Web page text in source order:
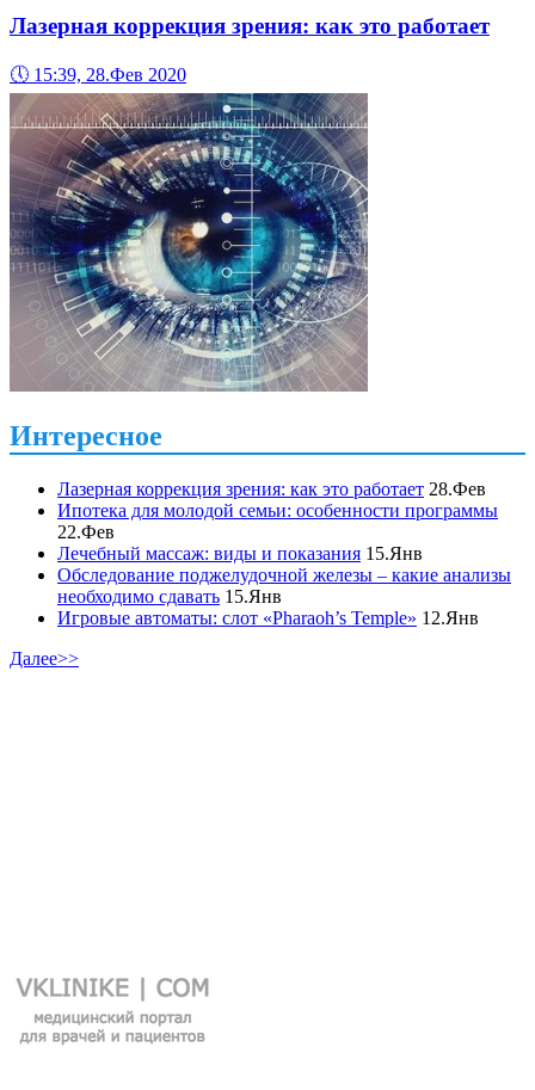
Лазерная коррекция зрения: как это работает
🕔 15:39, 28.Фев 2020
Интересное
Лазерная коррекция зрения: как это работает 28.Фев
Ипотека для молодой семьи: особенности программы
22.Фев
Лечебный массаж: виды и показания 15.Янв
Обследование поджелудочной железы – какие анализы
необходимо сдавать 15.Янв
Игровые автоматы: слот «Pharaoh’s Temple» 12.Янв
Далее>>